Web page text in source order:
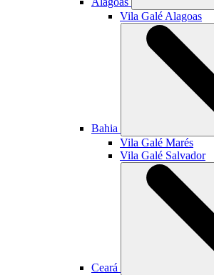
Vila Galé Alagoas
Bahia
Vila Galé Marés
Vila Galé Salvador
Ceará